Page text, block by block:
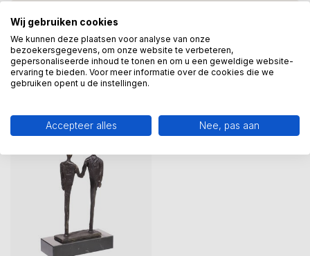
Heeft u een vraag over dit
kunstcadeau?
Wij assisteren u graag via 06-23643267
Wij gebruiken cookies
We kunnen deze plaatsen voor analyse van onze
bezoekersgegevens, om onze website te verbeteren,
gepersonaliseerde inhoud te tonen en om u een geweldige website-
ervaring te bieden. Voor meer informatie over de cookies die we
gebruiken opent u de instellingen.
Accepteer alles Nee, pas aan